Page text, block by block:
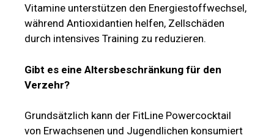
Vitamine unterstützen den Energiestoffwechsel,
während Antioxidantien helfen, Zellschäden
durch intensives Training zu reduzieren.
Gibt es eine Altersbeschränkung für den
Verzehr?
Grundsätzlich kann der FitLine Powercocktail
von Erwachsenen und Jugendlichen konsumiert